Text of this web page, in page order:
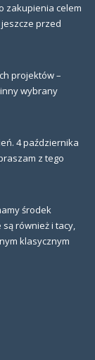
zakupienia celem
przed
projektów –
wybrany
4 października
z tego
środek
również i tacy,
klasycznym